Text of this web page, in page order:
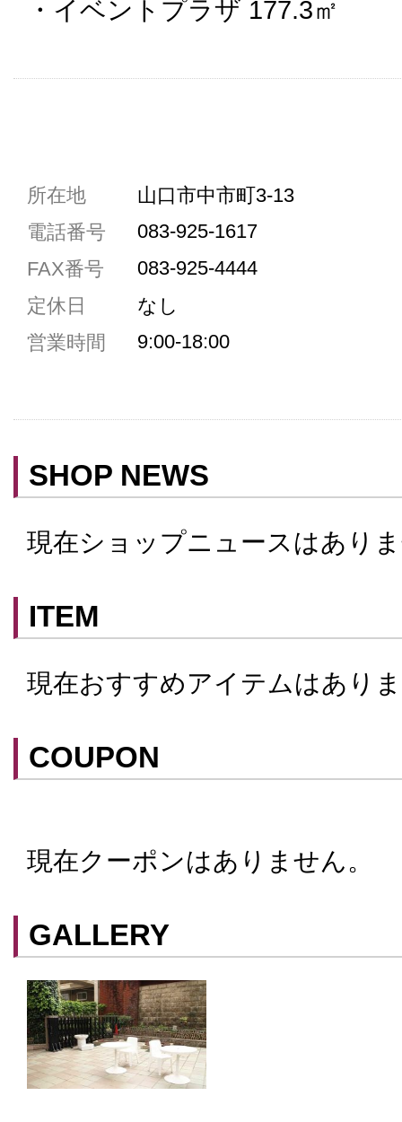
・イベントプラザ 177.3㎡
共通駐車券加盟店
共用トイレ
女性用トイレ
禁煙
予約可
所在地
山口市中市町3-13
電話番号
083-925-1617
FAX番号
083-925-4444
定休日
なし
営業時間
9:00-18:00
SHOP NEWS
現在ショップニュースはあり
ITEM
現在おすすめアイテムはあり
COUPON
クーポンはスマートフォンに山口街中ア
てアプリ内のクーポン情報を提示する
ができます。
現在クーポンはありません。
GALLERY